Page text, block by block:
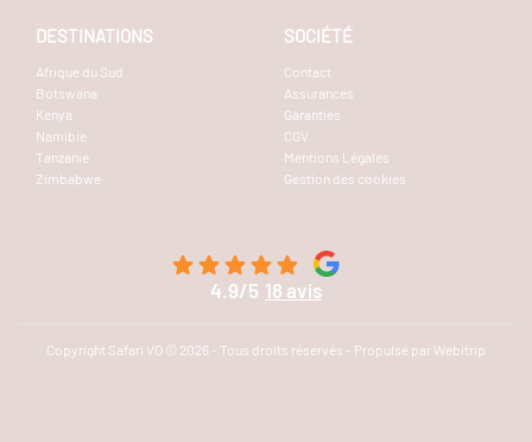
DESTINATIONS
Afrique du Sud
Botswana
Kenya
Namibie
Tanzanie
Zimbabwe
SOCIÉTÉ
Contact
Assurances
Garanties
CGV
Mentions Légales
Gestion des cookies
4.9/5 18 avis
Copyright Safari VO © 2026 - Tous droits réservés - Propulsé par Webitrip